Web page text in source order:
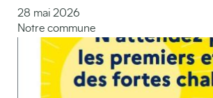
28 mai 2026
Notre commune